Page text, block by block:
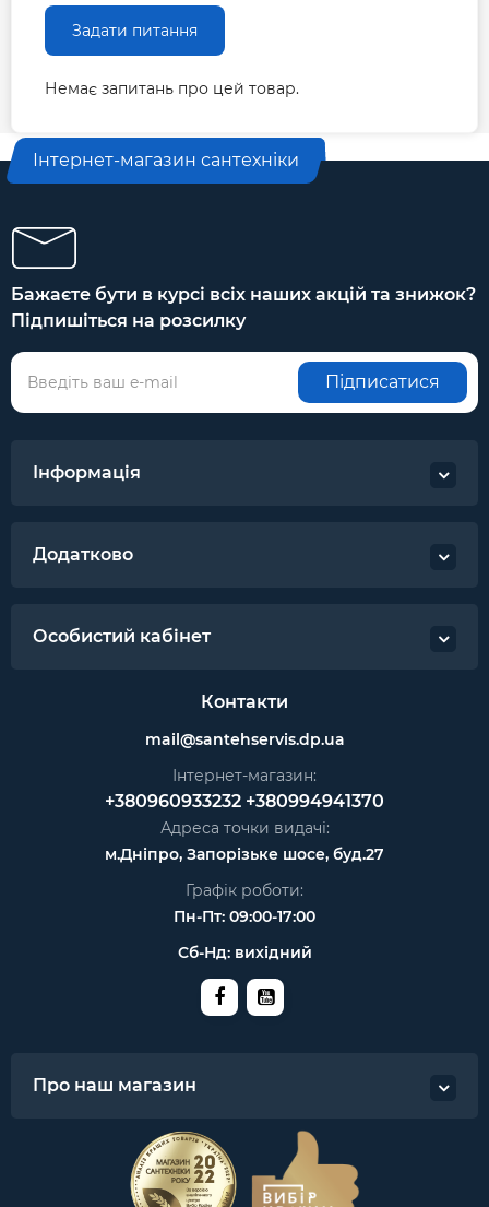
Задати питання
Немає запитань про цей товар.
Інтернет-магазин сантехніки
Бажаєте бути в курсі всіх наших акцій та знижок?
Підпишіться на розсилку
Підписатися
Інформація
Додатково
Особистий кабінет
Контакти
mail@santehservis.dp.ua
Інтернет-магазин:
+380960933232 +380994941370
Адреса точки видачі:
м.Дніпро, Запорізьке шосе, буд.27
Графік роботи:
Пн-Пт: 09:00-17:00
Сб-Нд: вихідний
Про наш магазин